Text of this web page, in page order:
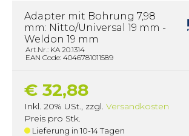
Adapter mit Bohrung 7,98
mm: Nitto/Universal 19 mm -
Weldon 19 mm
Art.Nr.: KA 20.1314
EAN Code: 4046781011589
€ 32,88
Inkl. 20% USt., zzgl. Versandkosten
Preis pro Stk.
Lieferung in 10-14 Tagen